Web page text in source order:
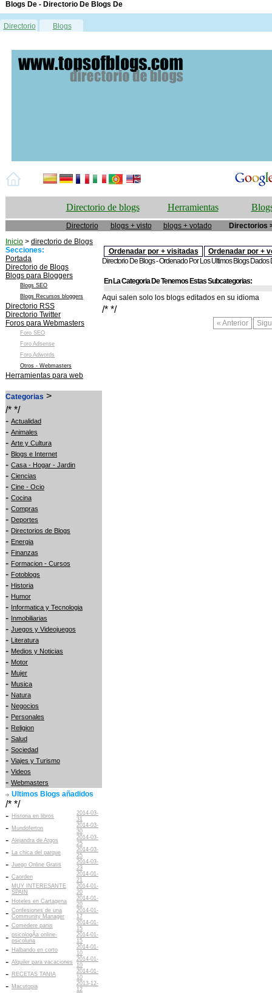
Blogs De - Directorio De Blogs De
Directorio Blogs
Directorio de blogs Herramientas
Directorio blogs + visto blogs + votado
Directorios
Inicio > directorio de Blogs
Secciones:
Portada
Directorio de Blogs
Blogs para Bloggers
Blogs SEO
Blogs Recursos bloggers
Directorio RSS
Directorio Twitter
Foros para Webmasters
Foro SEO
Foro Adsense
Foro Adwords
Otros - Webmasters
Herramientas para web
Categorias >
/* */
- Actualidad
- Animales
- Arte y Cultura
- Blogs e Internet
- Casa - Hogar - Jardin
- Ciencias
- Cine - Ocio
- Cocina
- Compras
- Deportes
- Directorios de Blogs
- Energia
- Finanzas
- Formacion - Cursos
- Fotoblogs
- Historia
- Humor
- Informatica y Tecnologia
- Inmobiliarias
- Juegos y Videojuegos
- Literatura
- Medios y Noticias
- Motor
- Mujer
- Musica
- Natura
- Negocios
- Personales
- Religion
- Salud
- Sociedad
- Viajes y Turismo
- Videos
- Webmasters
Ultimos Blogs añadidos
/* */
- Historia en libros
2014-03-
31
- Mundoferton
2014-03-
30
- Alejandra de Argos
2014-03-
25
- La chica del parque
2014-03-
25
- Juego Online Gratis
2014-03-
23
- Caorden
2014-01-
21
- MUY INTERESANTE
SPAIN
2014-01-
20
- Hoteles en Cartagena
2014-01-
20
- Confesiones de una
Community Manager
2014-01-
17
- Comedere panis
2014-01-
15
- psicologÃ­a online-
psicoluna
2014-01-
15
- Halbando en corto
2014-01-
10
- Alquiler para vacaciones
2014-01-
10
- RECETAS TANIA
2014-01-
10
- Macutopia
2013-12-
12
Ordenadar por + visitadas
Ordenadar por +
Directorio De Blogs - Ordenado Por Los Ultimos Blogs Dados
En La Categoria De Tenemos Estas Subcategorias:
Aqui salen solo los blogs editados en su idioma
/* */
« Anterior